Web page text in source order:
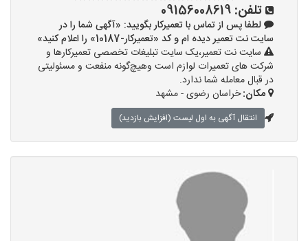
تلفن: 09156008619
لطفا پس از تماس با تعمیرکار بگویید: «آگهی شما را در
سایت نت تعمیر دیده ام و کد «تعمیرکار-10187» را اعلام کنید»
سایت نت تعمیر،یک سایت تبلیغات تخصصی تعمیرکارها و
شرکت های تعمیرات لوازم است وهیچ‌گونه منفعت و مسئولیتی
در قبال معامله شما ندارد.
مکان:خراسان رضوی - مشهد
انتقال آگهی به اول لیست (افزایش بازدید)